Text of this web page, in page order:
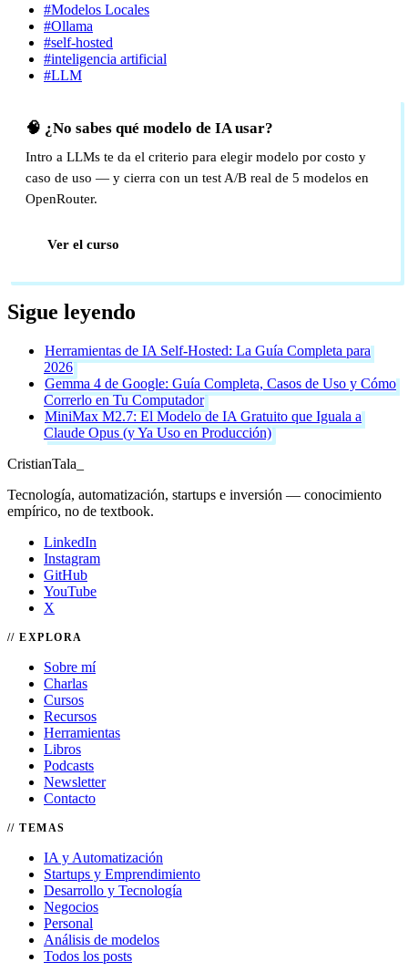
#Modelos Locales
#Ollama
#self-hosted
#inteligencia artificial
#LLM
🧠 ¿No sabes qué modelo de IA usar?
Intro a LLMs te da el criterio para elegir modelo por costo y
caso de uso — y cierra con un test A/B real de 5 modelos en
OpenRouter.
Ver el curso
Sigue leyendo
Herramientas de IA Self-Hosted: La Guía Completa para
2026
Gemma 4 de Google: Guía Completa, Casos de Uso y Cómo
Correrlo en Tu Computador
MiniMax M2.7: El Modelo de IA Gratuito que Iguala a
Claude Opus (y Ya Uso en Producción)
CristianTala
Tecnología, automatización, startups e inversión — conocimiento
empírico, no de textbook.
LinkedIn
Instagram
GitHub
YouTube
X
EXPLORA
Sobre mí
Charlas
Cursos
Recursos
Herramientas
Libros
Podcasts
Newsletter
Contacto
TEMAS
IA y Automatización
Startups y Emprendimiento
Desarrollo y Tecnología
Negocios
Personal
Análisis de modelos
Todos los posts